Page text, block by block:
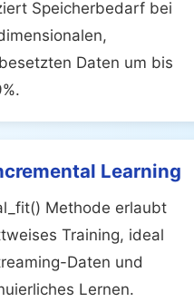
Speicherbedarf bei
Daten um bis
Learning
Methode erlaubt
Training, ideal
Daten und
Lernen.